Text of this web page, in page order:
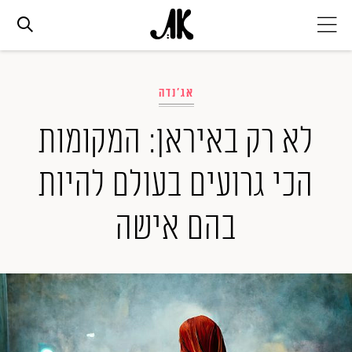
אופנה
ביוטי
סלבס
ערוצים נוספים
המגזין
אג'נדה
לא רק באיראן: המקומות
הכי גרועים בעולם להיות
בהם אישה